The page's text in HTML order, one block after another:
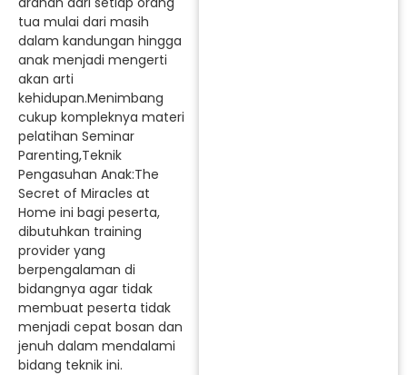
tua mulai dari masih
dalam kandungan hingga
anak menjadi mengerti
akan arti
kehidupan.Menimbang
cukup kompleknya materi
pelatihan Seminar
Parenting,Teknik
Pengasuhan Anak:The
Secret of Miracles at
Home ini bagi peserta,
dibutuhkan training
provider yang
berpengalaman di
bidangnya agar tidak
membuat peserta tidak
menjadi cepat bosan dan
jenuh dalam mendalami
bidang teknik ini.